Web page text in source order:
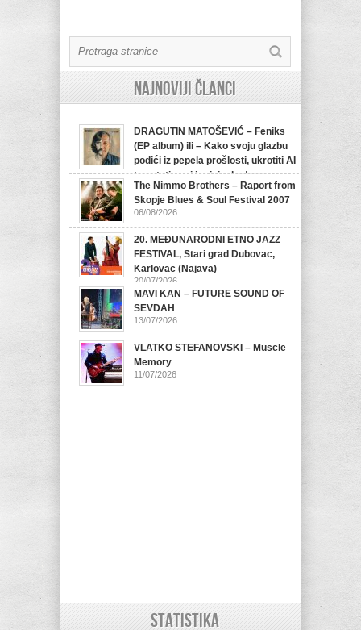
Najnoviji članci
DRAGUTIN MATOŠEVIĆ – Feniks
(EP album) ili – Kako svoju glazbu
podići iz pepela prošlosti, ukrotiti AI
te ostati svoj i originalan!
07/08/2026
The Nimmo Brothers – Raport from
Skopje Blues & Soul Festival 2007
06/08/2026
20. MEĐUNARODNI ETNO JAZZ
FESTIVAL, Stari grad Dubovac,
Karlovac (Najava)
20/07/2026
MAVI KAN – FUTURE SOUND OF
SEVDAH
13/07/2026
VLATKO STEFANOVSKI – Muscle
Memory
11/07/2026
STATISTIKA